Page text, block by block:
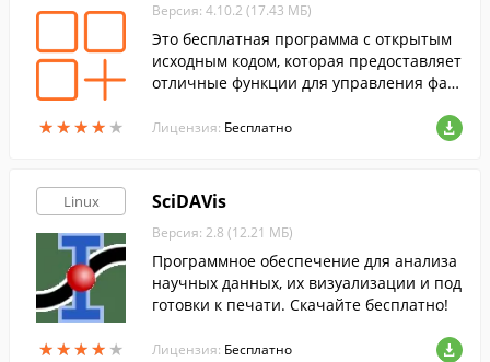
★★★★ ★
★★★★ ★
Версия: 4.10.2 (17.43 МБ)
Это бесплатная программа с открытым
исходным кодом, которая предоставляет
отличные функции для управления фай
Лицензия: Бесплатно
Linux
★★★★ ★
★★★★ ★
SciDAVis
Версия: 2.8 (12.21 МБ)
Программное обеспечение для анализа
научных данных, их визуализации и под
готовки к печати. Скачайте бесплатно!
Лицензия: Бесплатно